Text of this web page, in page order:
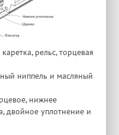
рельс, торцевая
ниппель и масляный
нижнее
двойное уплотнение и